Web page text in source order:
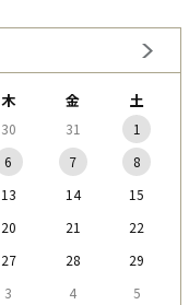
木 金 土
30 31
1
6 7
8
13 14
15
20 21
22
27 28
29
3 4 5